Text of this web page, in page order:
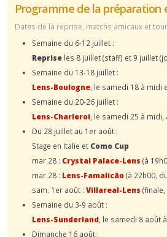
Programme de la préparation
Dates de la reprise, matchs amicaux et
Semaine du 6-12 juillet :
Reprise les 8 juillet (staff) et 9 juillet
Semaine du 13-18 juillet :
Lens-Boulogne , le samedi 18 à midi
Semaine du 20-26 juillet :
Lens-Charleroi , le samedi 25 à
Du 28 juillet au 1er août :
Stage en Italie et Como Cup
mar.28 : Crystal Palace-Lens (à
mar.28 : Lens-Famalicão(à 22h00,
sam. 1er août : Villareal-Lens
Semaine du 3-9 août :
Lens-Sunderland , le samedi 8 août
Dimanche 16 août :